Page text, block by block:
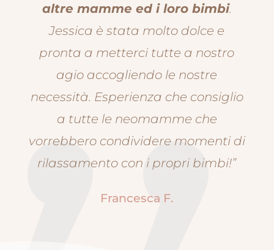
altre mamme ed i loro bimbi.
Jessica è stata molto dolce e
pronta a metterci tutte a nostro
agio accogliendo le nostre
necessità. Esperienza che consiglio
a tutte le neomamme che
vorrebbero condividere momenti di
rilassamento con i propri bimbi!”
Francesca F.